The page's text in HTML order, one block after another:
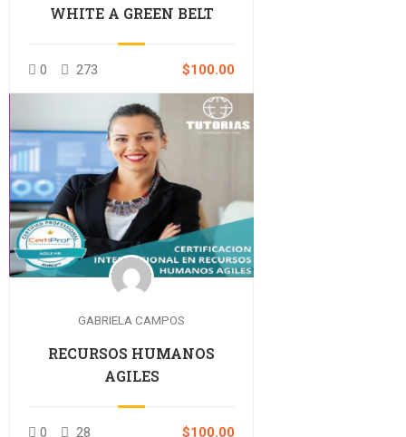
WHITE A GREEN BELT
0 273 $100.00
GABRIELA CAMPOS
RECURSOS HUMANOS
AGILES
0 28 $100.00